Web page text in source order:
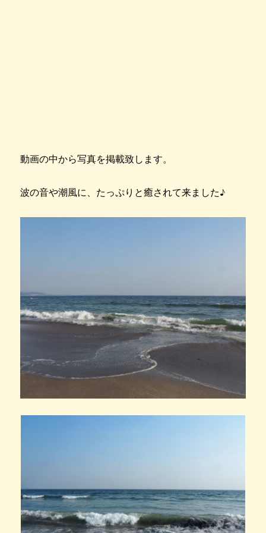
動画の中から写真を掲載致します。
波の音や潮風に、たっぷりと癒されて来ました♪